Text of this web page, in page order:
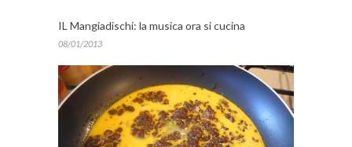
IL Mangiadischi: la musica ora si cucina
08/01/2013